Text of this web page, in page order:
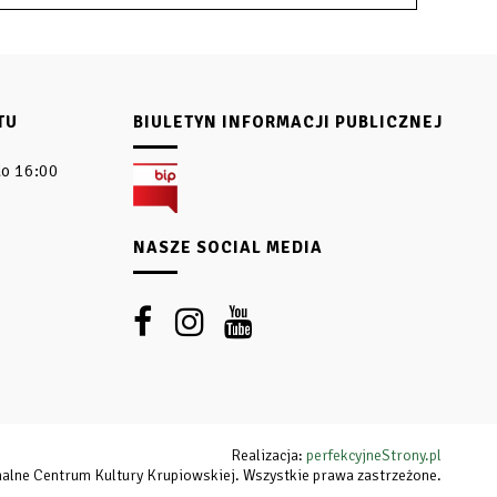
16:00
BIULETYN INFORMACJI PUBLICZNEJ
NASZE SOCIAL MEDIA
Realizacja: perfekcyjneStrony.pl
Centrum Kultury Krupiowskiej. Wszystkie prawa zastrzeżone.